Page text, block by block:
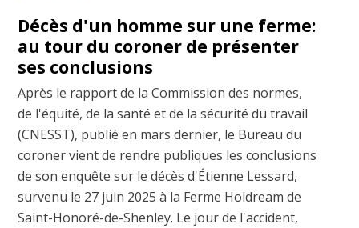
Décès d'un homme sur une ferme:
au tour du coroner de présenter
ses conclusions
Après le rapport de la Commission des normes,
de l'équité, de la santé et de la sécurité du travail
(CNESST), publié en mars dernier, le Bureau du
coroner vient de rendre publiques les conclusions
de son enquête sur le décès d'Étienne Lessard,
survenu le 27 juin 2025 à la Ferme Holdream de
Saint-Honoré-de-Shenley. Le jour de l'accident,